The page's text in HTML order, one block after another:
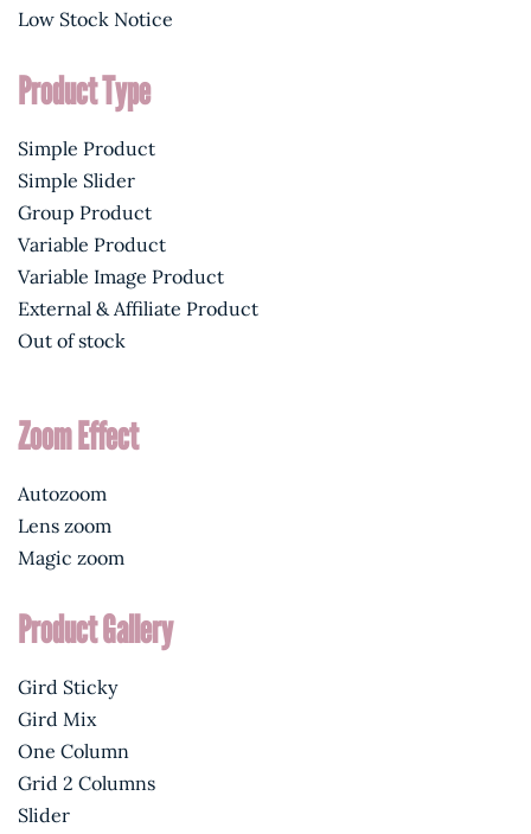
Low Stock Notice
Product Type
Simple Product
Simple Slider
Group Product
Variable Product
Variable Image Product
External & Affiliate Product
Out of stock
Zoom Effect
Autozoom
Lens zoom
Magic zoom
Product Gallery
Gird Sticky
Gird Mix
One Column
Grid 2 Columns
Slider